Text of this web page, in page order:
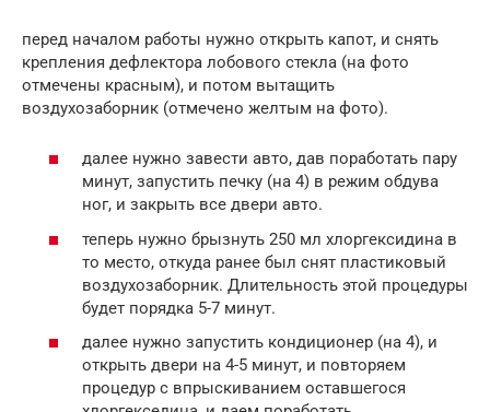
перед началом работы нужно открыть капот, и снять
крепления дефлектора лобового стекла (на фото
отмечены красным), и потом вытащить
воздухозаборник (отмечено желтым на фото).
далее нужно завести авто, дав поработать пару
минут, запустить печку (на 4) в режим обдува
ног, и закрыть все двери авто.
теперь нужно брызнуть 250 мл хлоргексидина в
то место, откуда ранее был снят пластиковый
воздухозаборник. Длительность этой процедуры
будет порядка 5-7 минут.
далее нужно запустить кондиционер (на 4), и
открыть двери на 4-5 минут, и повторяем
процедур с впрыскиванием оставшегося